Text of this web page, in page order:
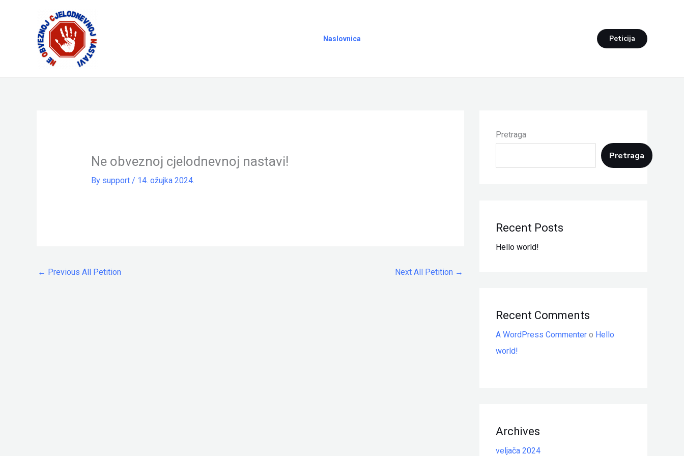
Naslovnica Peticija
Ne obveznoj cjelodnevnoj nastavi!
By support / 14. ožujka 2024.
← Previous All Petition Next All Petition →
Pretraga
Pretraga
Recent Posts
Hello world!
Recent Comments
A WordPress Commenter o Hello
world!
Archives
veljača 2024